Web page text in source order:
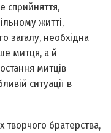
сприйняття,
житті,
загалу, необхідна
митця, а й
митців
ситуації в
творчого братерства,